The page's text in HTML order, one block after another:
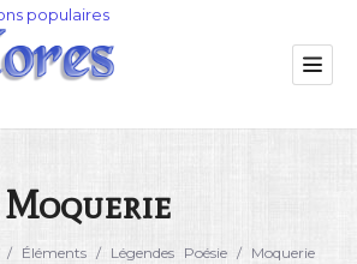
Moquerie
/ Éléments / Légendes Poésie / Moquerie